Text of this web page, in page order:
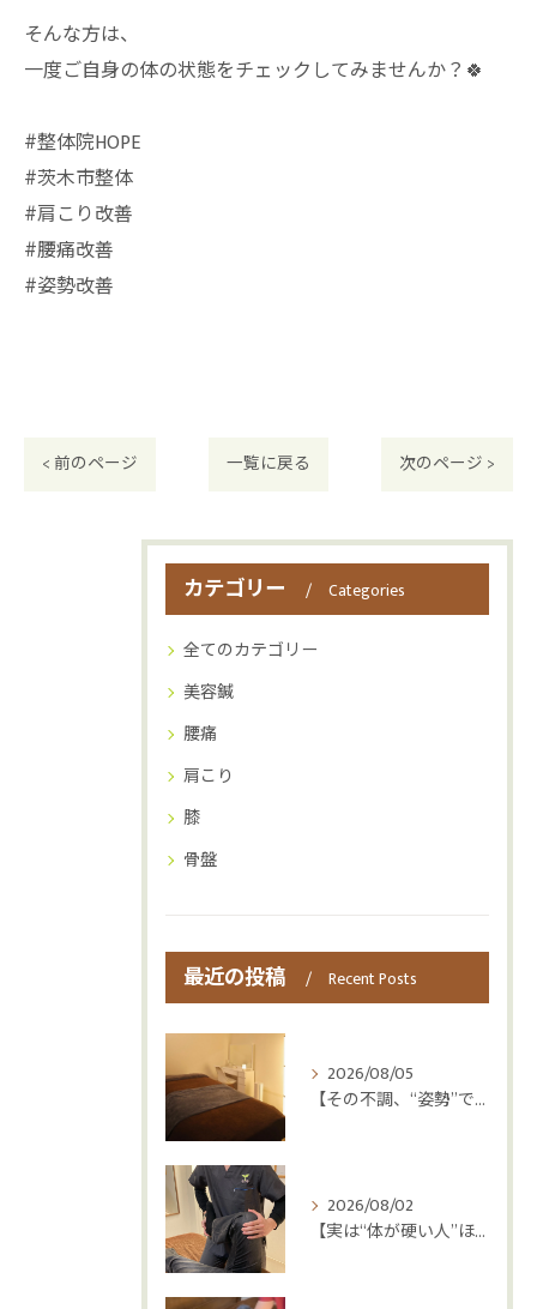
そんな方は、
一度ご自身の体の状態をチェックしてみませんか？🍀
#整体院HOPE
#茨木市整体
#肩こり改善
#腰痛改善
#姿勢改善
< 前のページ 一覧に戻る 次のページ >
カテゴリー Categories
全てのカテゴリー
美容鍼
腰痛
肩こり
膝
骨盤
最近の投稿 Recent Posts
2026/08/05
【その不調、“姿勢”ではなく“呼吸”かもしれません😮‍💨】
2026/08/02
【実は“体が硬い人”ほど疲れやすい😳】